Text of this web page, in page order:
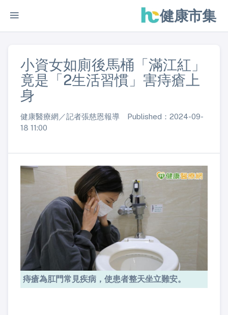
健康市集
小資女如廁後馬桶「滿江紅」
竟是「2生活習慣」害痔瘡上
身
健康醫療網／記者張慈恩報導 Published：2024-09-
18 11:00
痔瘡為肛門常見疾病，使患者整天坐立難安。